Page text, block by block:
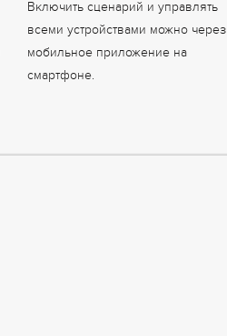
Включить сценарий и управлять
всеми устройствами можно через
мобильное приложение на
смартфоне.